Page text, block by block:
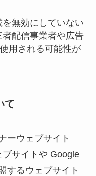
無効にしていない
配信事業者や広告
用される可能性が
て
ーウェブサイト
ブサイトや Google
するウェブサイト